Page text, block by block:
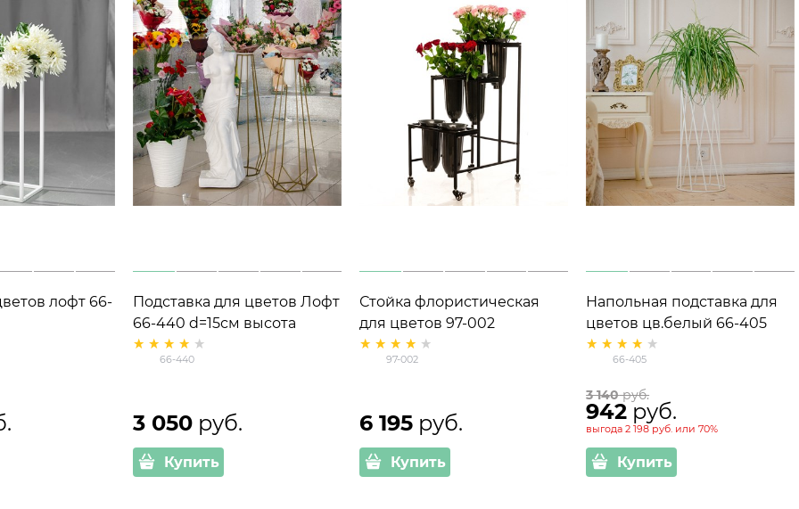
лофт 66-
Подставка для цветов Лофт
66-440 d=15см высота
100см
66-440
3 050 руб.
Купить
Стойка флористическая
для цветов 97-002
металлическая на
колёсиках
97-002
6 195 руб.
Купить
Напольная подставка для
цветов цв.белый 66-405
d=22см
66-405
3 140 руб.
942 руб.
выгода2 198 руб. или70%
Купить